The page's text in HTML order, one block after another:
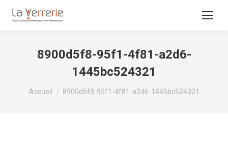
8900d5f8-95f1-4f81-a2d6-
1445bc524321
Vous êtes ici :
Accueil 8900d5f8-95f1-4f81-a2d6-1445bc524321